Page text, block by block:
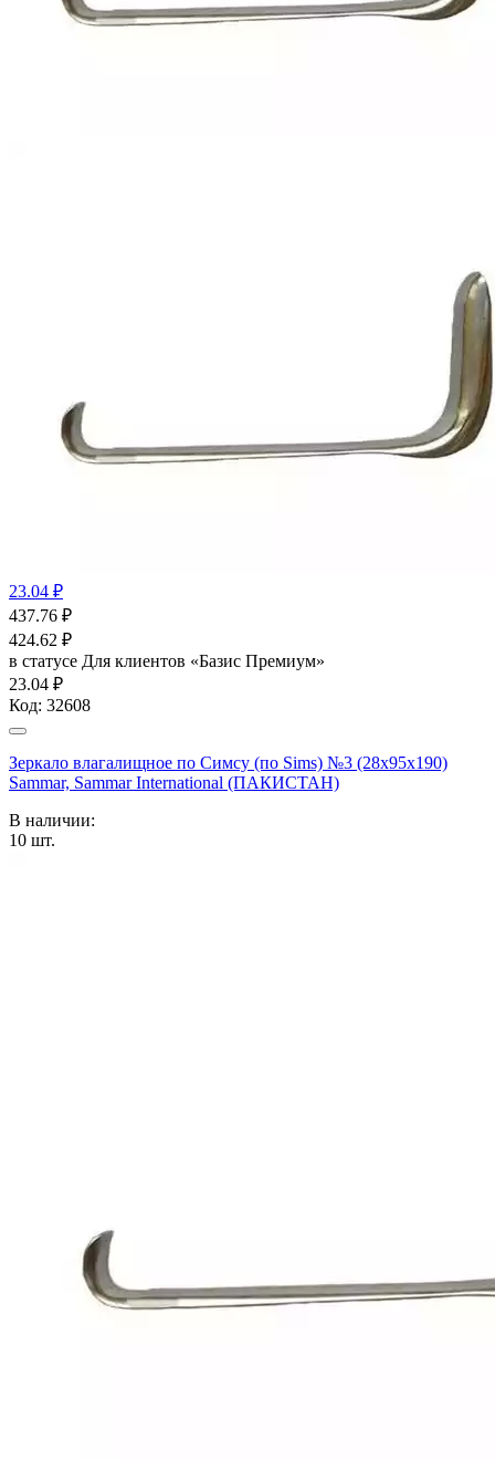
23.04 ₽
437.76 ₽
424.62 ₽
в статусе Для клиентов «Базис Премиум»
23.04 ₽
Код: 32608
Зеркало влагалищное по Симсу (по Sims) №3 (28х95х190)
Sammar, Sammar International (ПАКИСТАН)
В наличии:
10 шт.